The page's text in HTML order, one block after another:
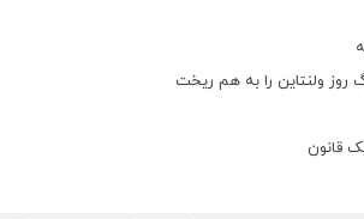
ولنتاین را به هم ریخت
قانون